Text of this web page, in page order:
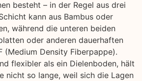
besteht – in der Regel aus drei
kann aus Bambus oder
während die unteren beiden
oder anderen dauerhaften
(Medium Density Fiberpappe).
flexibler als ein Dielenboden, hält
nicht so lange, weil sich die Lagen